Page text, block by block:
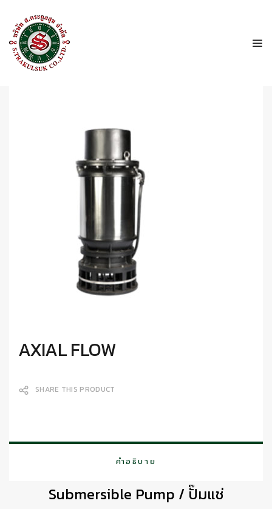
AXIAL FLOW
SHARE THIS PRODUCT
คำอธิบาย
Submersible Pump / ปั๊มแช่